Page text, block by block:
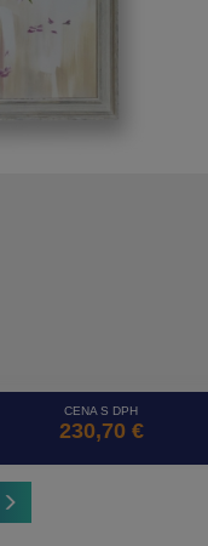
CENA S DPH
230,70 €